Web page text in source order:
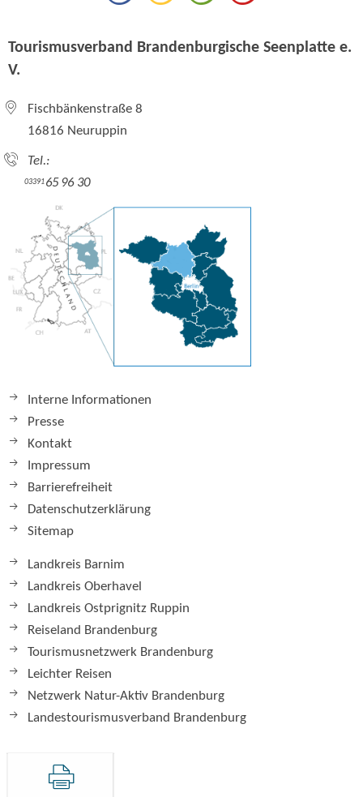
Tourismusverband Brandenburgische Seenplatte e.
V.
Fischbänkenstraße 8
16816 Neuruppin
Tel.:
0339165 96 30
Interne Informationen
Presse
Kontakt
Impressum
Barrierefreiheit
Datenschutzerklärung
Sitemap
Landkreis Barnim
Landkreis Oberhavel
Landkreis Ostprignitz Ruppin
Reiseland Brandenburg
Tourismusnetzwerk Brandenburg
Leichter Reisen
Netzwerk Natur-Aktiv Brandenburg
Landestourismusverband Brandenburg